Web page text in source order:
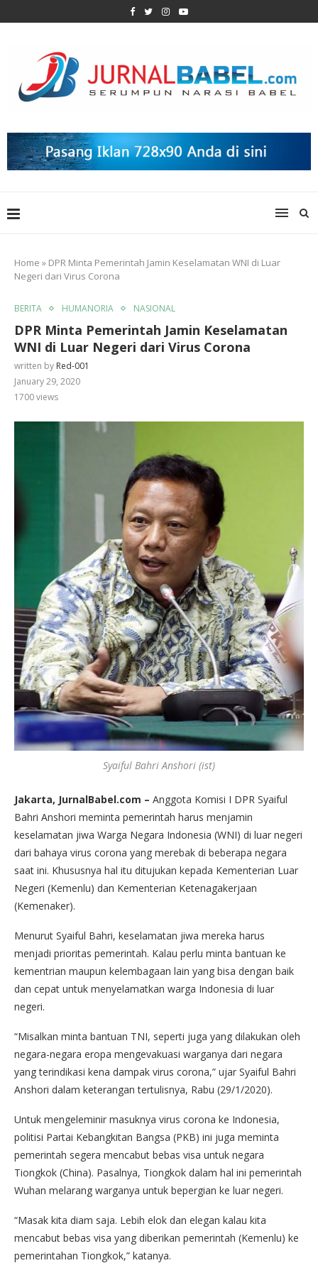
Home » DPR Minta Pemerintah Jamin Keselamatan WNI di Luar
Negeri dari Virus Corona
BERITA HUMANORIA NASIONAL
DPR Minta Pemerintah Jamin Keselamatan
WNI di Luar Negeri dari Virus Corona
written by Red-001
January 29, 2020
1700views
Syaiful Bahri Anshori (ist)
Jakarta, JurnalBabel.com – Anggota Komisi I DPR Syaiful
Bahri Anshori meminta pemerintah harus menjamin
keselamatan jiwa Warga Negara Indonesia (WNI) di luar negeri
dari bahaya virus corona yang merebak di beberapa negara
saat ini. Khususnya hal itu ditujukan kepada Kementerian Luar
Negeri (Kemenlu) dan Kementerian Ketenagakerjaan
(Kemenaker).
Menurut Syaiful Bahri, keselamatan jiwa mereka harus
menjadi prioritas pemerintah. Kalau perlu minta bantuan ke
kementrian maupun kelembagaan lain yang bisa dengan baik
dan cepat untuk menyelamatkan warga Indonesia di luar
negeri.
“Misalkan minta bantuan TNI, seperti juga yang dilakukan oleh
negara-negara eropa mengevakuasi warganya dari negara
yang terindikasi kena dampak virus corona,” ujar Syaiful Bahri
Anshori dalam keterangan tertulisnya, Rabu (29/1/2020).
Untuk mengeleminir masuknya virus corona ke Indonesia,
politisi Partai Kebangkitan Bangsa (PKB) ini juga meminta
pemerintah segera mencabut bebas visa untuk negara
Tiongkok (China). Pasalnya, Tiongkok dalam hal ini pemerintah
Wuhan melarang warganya untuk bepergian ke luar negeri.
“Masak kita diam saja. Lebih elok dan elegan kalau kita
mencabut bebas visa yang diberikan pemerintah (Kemenlu) ke
pemerintahan Tiongkok,” katanya.